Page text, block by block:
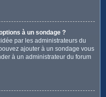
à un sondage ?
par les administrateurs du
ajouter à un sondage vous
à un administrateur du forum